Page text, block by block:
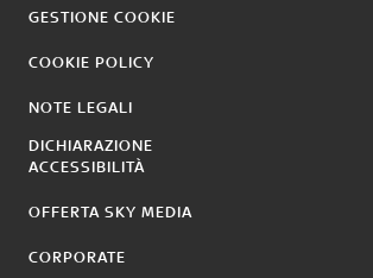
GESTIONE COOKIE
COOKIE POLICY
NOTE LEGALI
DICHIARAZIONE
ACCESSIBILITÀ
OFFERTA SKY MEDIA
CORPORATE